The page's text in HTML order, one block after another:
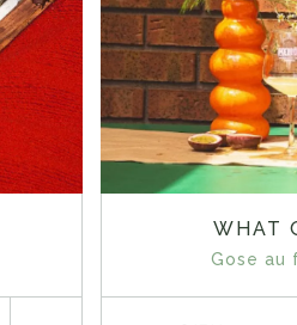
WHAT
Gose au